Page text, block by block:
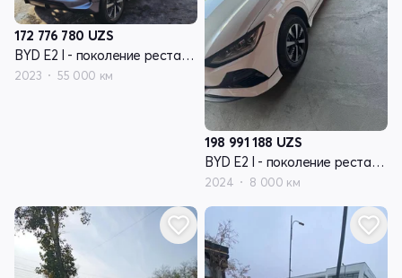
172 776 780 UZS
BYD E2 I - поколение рестайлинг
2023 55 000 км
198 991 188 UZS
BYD E2 I - поколение рестайлинг
2024 8 000 км